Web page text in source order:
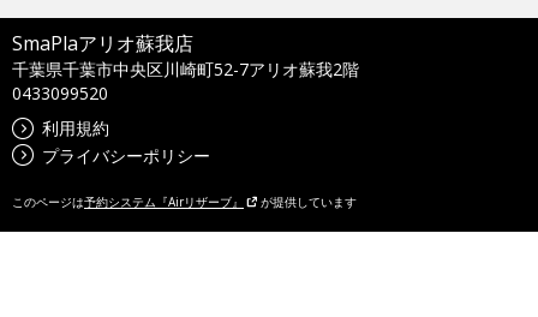
SmaPlaアリオ蘇我店
千葉県千葉市中央区川崎町52-7アリオ蘇我2階
0433099520
利用規約
プライバシーポリシー
このページは予約システム『Airリザーブ』 が提供しています